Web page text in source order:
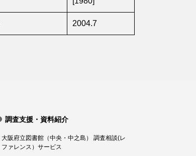
2004.7
調査支援・資料紹介
大阪府立図書館（中央・中之島） 調査相談(レ
ファレンス）サービス